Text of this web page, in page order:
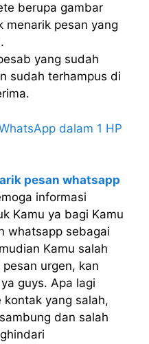
berupa gambar
menarik pesan yang
yang sudah
sudah terhampus di
dalam 1 HP
pesan whatsapp
informasi
Kamu ya bagi Kamu
whatsapp sebagai
Kamu salah
urgen, kan
guys. Apa lagi
kontak yang salah,
dan salah